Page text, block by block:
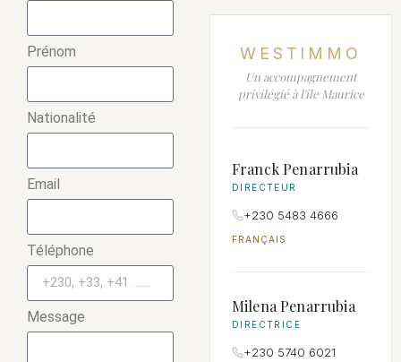
Prénom
Nationalité
Email
Téléphone
Message
WESTIMMO
Un accompagnement
privilégié à l'île Maurice
Franck Penarrubia
DIRECTEUR
+230 5483 4666
FRANÇAIS
Milena Penarrubia
DIRECTRICE
+230 5740 6021